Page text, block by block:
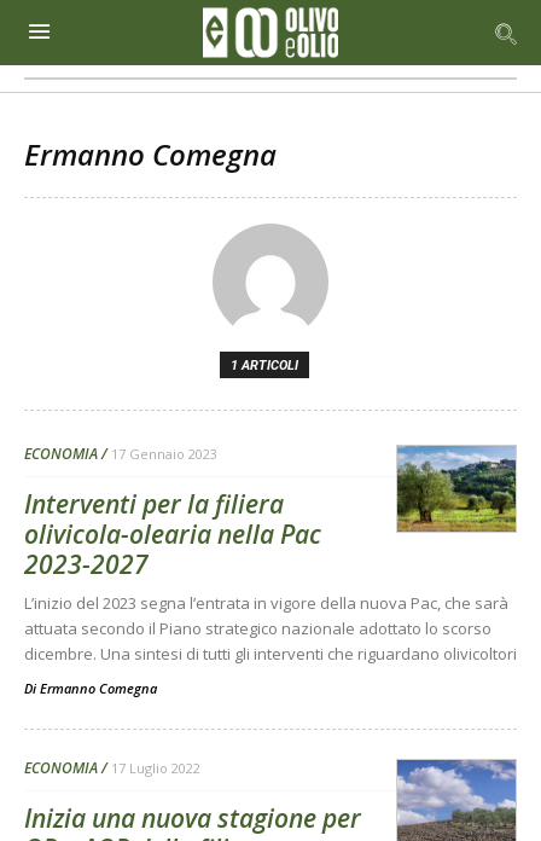
Ermanno Comegna
1 ARTICOLI
ECONOMIA 17 Gennaio 2023
Interventi per la filiera
olivicola-olearia nella Pac
2023-2027
L’inizio del 2023 segna l’entrata in vigore della nuova Pac, che sarà
attuata secondo il Piano strategico nazionale adottato lo scorso
dicembre. Una sintesi di tutti gli interventi che riguardano olivicoltori
Di Ermanno Comegna
ECONOMIA 17 Luglio 2022
Inizia una nuova stagione per